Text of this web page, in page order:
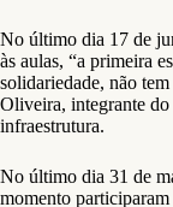
No último dia 17 de
às aulas, “a primeira
solidariedade, não
Oliveira, integrante
infraestrutura.
No último dia 31 de
momento